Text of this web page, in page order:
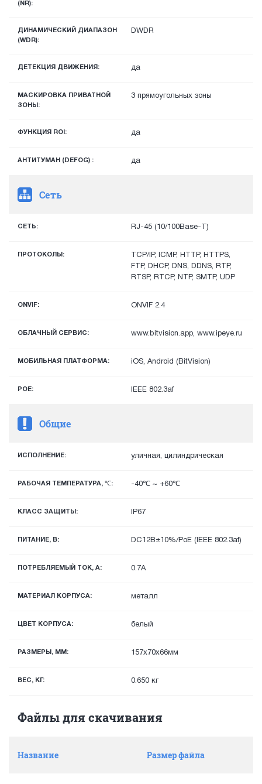
(NR):
ДИНАМИЧЕСКИЙ ДИАПАЗОН
(WDR):
DWDR
ДЕТЕКЦИЯ ДВИЖЕНИЯ: да
МАСКИРОВКА ПРИВАТНОЙ
ЗОНЫ:
3 прямоугольных зоны
ФУНКЦИЯ ROI: да
АНТИТУМАН (DEFOG) : да
Сеть
СЕТЬ: RJ-45 (10/100Base-T)
ПРОТОКОЛЫ:
TCP/IP, ICMP, HTTP, HTTPS,
FTP, DHCP, DNS, DDNS, RTP,
RTSP, RTCP, NTP, SMTP, UDP
ONVIF: ONVIF 2.4
ОБЛАЧНЫЙ СЕРВИС: www.bitvision.app, www.ipeye.ru
МОБИЛЬНАЯ ПЛАТФОРМА: iOS, Android (BitVision)
POE: IEEE 802.3af
Общие
ИСПОЛНЕНИЕ: уличная, цилиндрическая
РАБОЧАЯ ТЕМПЕРАТУРА, ℃: -40℃ ~ +60℃
КЛАСС ЗАЩИТЫ: IP67
ПИТАНИЕ, В: DC12В±10%/PoE (IEEE 802.3af)
ПОТРЕБЛЯЕМЫЙ ТОК, А: 0.7А
МАТЕРИАЛ КОРПУСА: металл
ЦВЕТ КОРПУСА: белый
РАЗМЕРЫ, ММ: 157х70x66мм
ВЕС, КГ: 0.650 кг
Файлы для скачивания
Название Размер файла